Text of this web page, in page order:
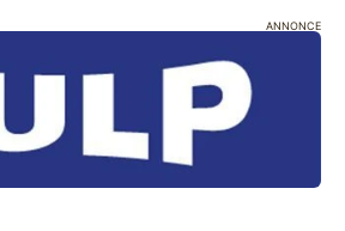
ANNONCE